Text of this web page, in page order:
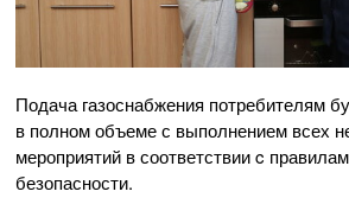
Подача газоснабжения потребителям
в полном объеме с выполнением всех
мероприятий в соответствии c
безопасности.